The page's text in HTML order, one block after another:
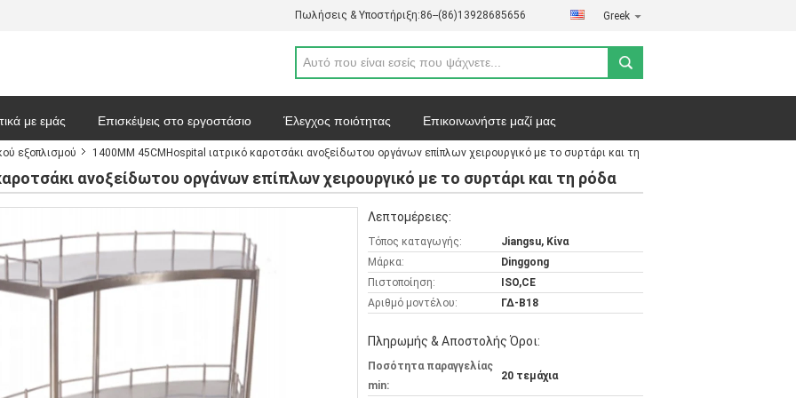
Πωλήσεις & Υποστήριξη:86--(86)13928685656 Greek
με εμάς Επισκέψεις στο εργοστάσιο Έλεγχος ποιότητας Επικοινωνήστε μαζί μας
Ειδήσεις Χάρτης ιστοσελίδας Πολιτική απορρήτου Υποθέσεις
εξοπλισμού
1400MM 45CMHospital ιατρικό καροτσάκι ανοξείδωτου οργάνων επίπλων χειρουργικό με το συρτάρι και τη
ανοξείδωτου οργάνων επίπλων χειρουργικό με το συρτάρι και τη ρόδα
Λεπτομέρειες:
Τόπος καταγωγής:
Jiangsu, Κίνα
Μάρκα:
Dinggong
Πιστοποίηση:
ISO,CE
Αριθμό μοντέλου:
ΓΔ-Β18
Πληρωμής & Αποστολής Όροι:
Ποσότητα παραγγελίας
min:
20 τεμάχια